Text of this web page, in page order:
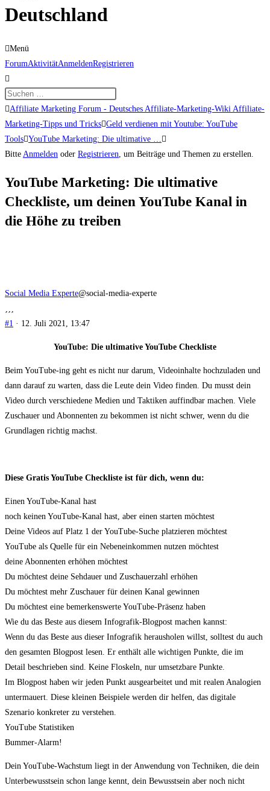
Deutschland
Menü
Forum-
Navigation
ForumAktivitätAnmeldenRegistrieren
Forum-
Breadcrumbs
-
Du
hier:
Affiliate Marketing Forum - Deutsches Affiliate-Marketing-Wiki Affiliate-
Marketing-Tipps und Tricks Geld verdienen mit Youtube: YouTube
Tools YouTube Marketing: Die ultimative …
Bitte Anmelden oder Registrieren , um Beiträge und Themen zu erstellen.
YouTube Marketing: Die ultimative
Checkliste, um deinen YouTube Kanal in
die Höhe zu treiben
Social Media Experte@social-media-experte
#1 · 12. Juli 2021, 13:47
YouTube: Die ultimative YouTube Checkliste
Beim YouTube-ing geht es nicht nur darum, Videoinhalte hochzuladen und
dann darauf zu warten, dass die Leute dein Video finden. Du musst dein
Video durch verschiedene Medien und Taktiken auffindbar machen. Viele
Zuschauer und Abonnenten zu bekommen ist nicht schwer, wenn du die
Grundlagen richtig machst.
Diese Gratis YouTube Checkliste ist für dich, wenn du:
Einen YouTube-Kanal hast
noch keinen YouTube-Kanal hast, aber einen starten möchtest
Deine Videos auf Platz 1 der YouTube-Suche platzieren möchtest
YouTube als Quelle für ein Nebeneinkommen nutzen möchtest
deine Abonnenten erhöhen möchtest
Du möchtest deine Sehdauer und Zuschauerzahl erhöhen
Du möchtest mehr Zuschauer für deinen Kanal gewinnen
Du möchtest eine bemerkenswerte YouTube-Präsenz haben
Wie du das Beste aus diesem Infografik-Blogpost machen kannst:
Wenn du das Beste aus dieser Infografik herausholen willst, solltest du auch
den gesamten Blogpost lesen. Er enthält alle wichtigen Punkte, die im
Detail beschrieben sind. Keine Floskeln, nur umsetzbare Punkte.
Im Blogpost haben wir jeden Punkt ausgearbeitet und mit realen Analogien
untermauert. Diese kleinen Beispiele werden dir helfen, das digitale
Szenario konkreter zu verstehen.
YouTube Statistiken
Bummer-Alarm!
Dein YouTube-Wachstum liegt in der Anwendung von Techniken, die dein
Unterbewusstsein schon lange kennt, dein Bewusstsein aber noch nicht